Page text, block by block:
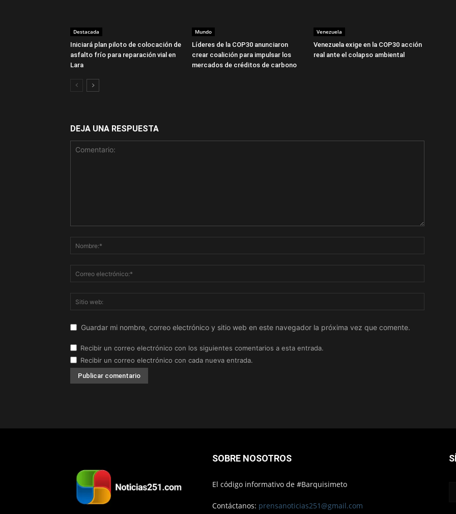
Destacada
Iniciará plan piloto de colocación de
asfalto frío para reparación vial en
Lara
Mundo
Líderes de la COP30 anunciaron
crear coalición para impulsar los
mercados de créditos de carbono
Venezuela
Venezuela exige en la COP30 acción
real ante el colapso ambiental
DEJA UNA RESPUESTA
Guardar mi nombre, correo electrónico y sitio web en este navegador la próxima vez que comente.
Recibir un correo electrónico con los siguientes comentarios a esta entrada.
Recibir un correo electrónico con cada nueva entrada.
SOBRE NOSOTROS
El código informativo de #Barquisimeto
Contáctanos: prensanoticias251@gmail.com